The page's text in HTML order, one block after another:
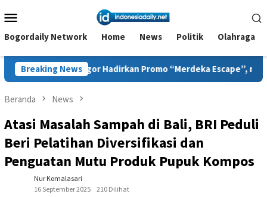
ke
kontenMobile
Bogordaily Network Home News Politik Olahraga
Breaking News
Promo “Merdeka Escape”, memperingati Bulan
Beranda News
Atasi Masalah Sampah di Bali, BRI Peduli
Beri Pelatihan Diversifikasi dan
Penguatan Mutu Produk Pupuk Kompos
Nur Komalasari
16 September 2025
210 Dilihat